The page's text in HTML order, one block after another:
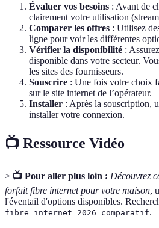
Évaluer vos besoins : Avant de
clairement votre utilisation
Comparer les offres : Utilisez
ligne pour voir les différentes
Vérifier la disponibilité :
disponible dans votre secteur.
les sites des fournisseurs.
Souscrire : Une fois votre choix
sur le site internet de l’opérateur.
Installer : Après la souscription,
installer votre connexion.
📺 Ressource Vidéo
> 📺 Pour aller plus loin : Découvrez
forfait fibre internet pour votre maison,
l'éventail d'options disponibles.
fibre internet 2026 comparatif.